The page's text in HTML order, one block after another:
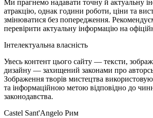
Ми прагнемо надавати точну й актуальну
атракцію, однак години роботи, ціни та
змінюватися без попередження.
перевірити актуальну інформацію на
Інтелектуальна власність
Увесь контент цього сайту — тексти,
дизайну — захищений законами про
Зображення творів мистецтва
та інформаційною метою відповідно до
законодавства.
Castel Sant'Angelo Рим